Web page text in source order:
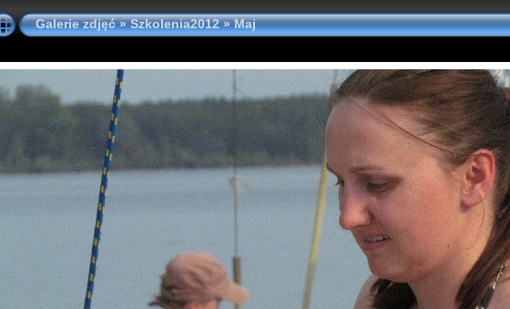
Galerie zdjęć»Szkolenia2012»Maj